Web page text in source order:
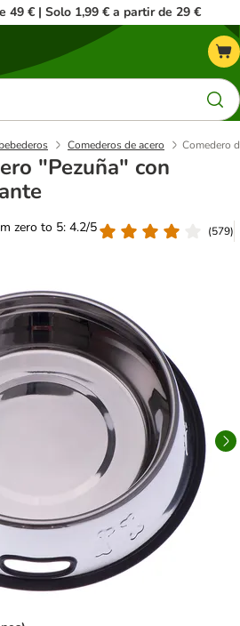
49 € | Solo 1,99 € a partir de 29 €
Comederos de acero Comedero
"Pezuña" con
zero to 5: 4.2/5
(579)